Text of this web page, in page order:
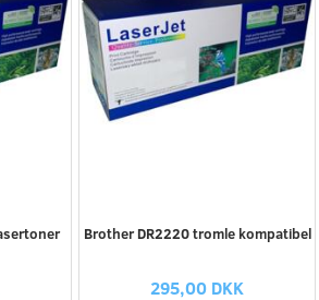
Brother DR2220 tromle kompatibel
295,00 DKK